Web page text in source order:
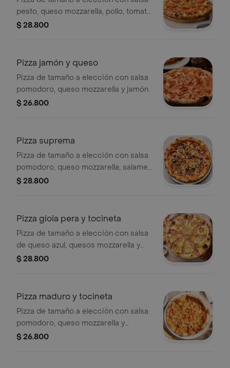
pesto, queso mozzarella, pollo, tomate
y orégano.
$ 28.800
Pizza jamón y queso
Pizza de tamaño a elección con salsa
pomodoro, queso mozzarella y jamón.
$ 26.800
Pizza suprema
Pizza de tamaño a elección con salsa
pomodoro, queso mozzarella, salame,
tocineta, champiñones, aceitunas
$ 28.800
Pizza gioia pera y tocineta
Pizza de tamaño a elección con salsa
de queso azul, quesos mozzarella y
parmesano, tocineta, peras
$ 28.800
Pizza maduro y tocineta
Pizza de tamaño a elección con salsa
pomodoro, queso mozzarella y
parmesano, tocineta y maduro. .
$ 26.800